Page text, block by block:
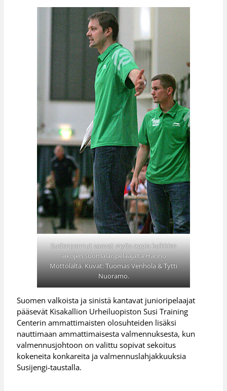
Sudenpennut saavat myös oppia kaikkien
aikojen suomalaispelaajalta Hanno
Möttölältä. Kuvat: Tuomas Venhola & Tytti
Nuoramo.
Suomen valkoista ja sinistä kantavat junioripelaajat
pääsevät Kisakallion Urheiluopiston Susi Training
Centerin ammattimaisten olosuhteiden lisäksi
nauttimaan ammattimaisesta valmennuksesta, kun
valmennusjohtoon on valittu sopivat sekoitus
kokeneita konkareita ja valmennuslahjakkuuksia
Susijengi-taustalla.